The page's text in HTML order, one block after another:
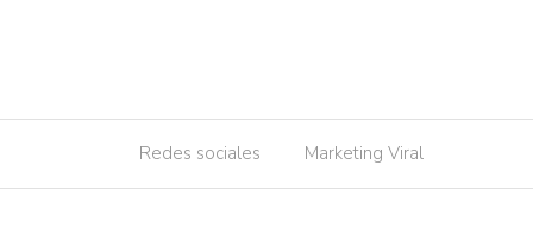
Redes sociales Marketing Viral